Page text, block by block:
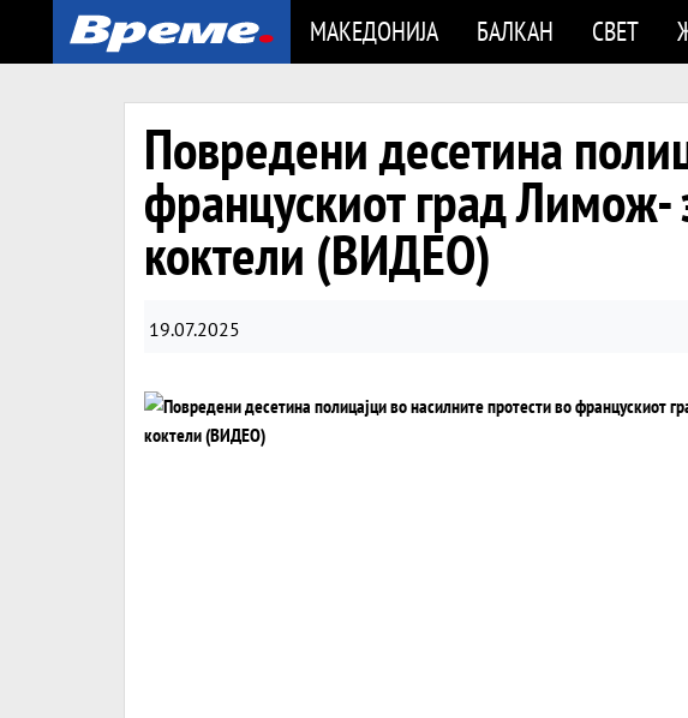
МАКЕДОНИЈА БАЛКАН СВЕТ
Повредени десетина
францускиот град
коктели (ВИДЕО)
19.07.2025